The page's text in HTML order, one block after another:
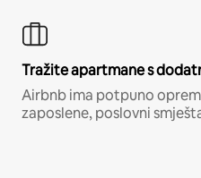
Tražite apartmane s
Airbnb ima potpuno
zaposlene, poslovni